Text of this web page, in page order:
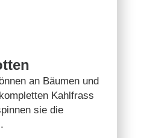
an Bäumen und
Kahlfrass
sie die